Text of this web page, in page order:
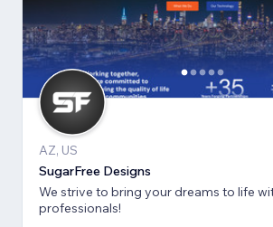
AZ, US
SugarFree Designs
We strive to bring your dreams to life
professionals!